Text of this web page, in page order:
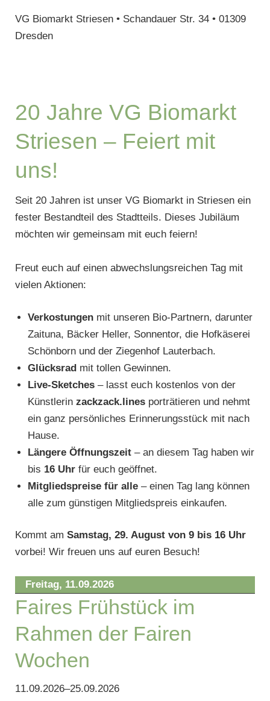
VG Biomarkt Striesen • Schandauer Str. 34 • 01309
Dresden
20 Jahre VG Biomarkt
Striesen – Feiert mit
uns!
Seit 20 Jahren ist unser VG Biomarkt in Striesen ein
fester Bestandteil des Stadtteils. Dieses Jubiläum
möchten wir gemeinsam mit euch feiern!
Freut euch auf einen abwechslungsreichen Tag mit
vielen Aktionen:
Verkostungen mit unseren Bio-Partnern, darunter
Zaituna, Bäcker Heller, Sonnentor, die Hofkäserei
Schönborn und der Ziegenhof Lauterbach.
Glücksrad mit tollen Gewinnen.
Live-Sketches – lasst euch kostenlos von der
Künstlerinzackzack.lines porträtieren und nehmt
ein ganz persönliches Erinnerungsstück mit nach
Hause.
Längere Öffnungszeit – an diesem Tag haben wir
bis 16 Uhr für euch geöffnet.
Mitgliedspreise für alle – einen Tag lang können
alle zum günstigen Mitgliedspreis einkaufen.
Kommt am Samstag, 29. August von 9 bis 16 Uhr
vorbei! Wir freuen uns auf euren Besuch!
Freitag, 11.09.2026
Faires Frühstück im
Rahmen der Fairen
Wochen
11.09.2026–25.09.2026